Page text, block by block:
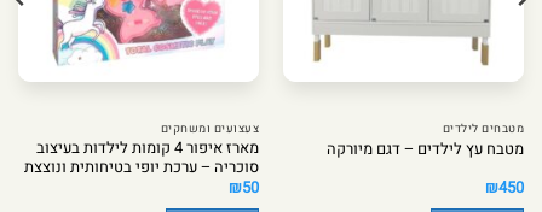
מטבחים לילדים
מטבח עץ לילדים – דגם מיורקה
₪450
צעצועים ומשחקים
מארז איפור 4 קומות לילדות בעיצוב
סוכריה – ערכת יופי בטיחותית ונוצצת
₪50